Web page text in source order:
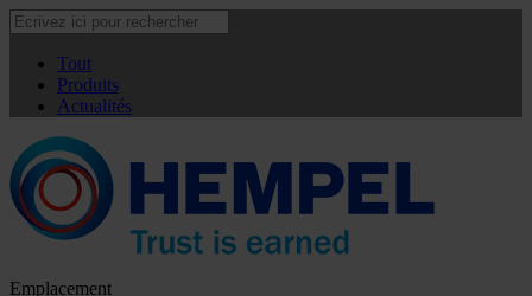
Tout
Produits
Actualités
Emplacement